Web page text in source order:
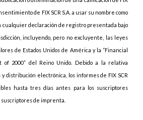
de FIX SCR S.A. a usar su nombre como
cualquier declaración de registro presentada bajo
incluyendo, pero no excluyente, las leyes
de Estados Unidos de América y la “Financial
of 2000” del Reino Unido. Debido a la relativa
distribución electrónica, los informes de FIX SCR
hasta tres días antes para los suscriptores
de imprenta.